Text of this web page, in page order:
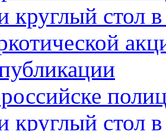
круглый стол
круглый стол